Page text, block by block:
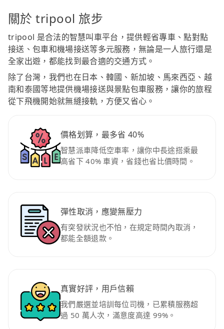
關於 tripool 旅步
tripool 是合法的智慧叫車平台，提供輕省專車、點對點
接送、包車和機場接送等多元服務，無論是一人旅行還是
全家出遊，都能找到最合適的交通方式。
除了台灣，我們也在日本、韓國、新加坡、馬來西亞、越
南和泰國等地提供機場接送與景點包車服務，讓你的旅程
從下飛機開始就無縫接軌，方便又省心。
價格划算，最多省 40%
智慧派車降低空車率，讓你中長途搭乘最
高省下 40% 車資，省錢也省比價時間。
彈性取消，應變無壓力
有突發狀況也不怕，在規定時間內取消，
都能全額退款。
真實好評，用戶信賴
我們嚴選並培訓每位司機，已累積服務超
過 50 萬人次，滿意度高達 99%。